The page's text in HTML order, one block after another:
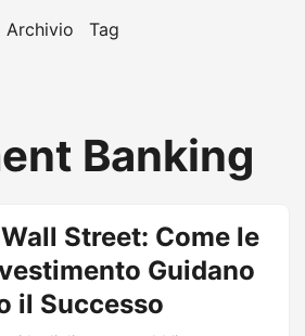
Archivio Tag
Banking
Street: Come le
Guidano
il Successo